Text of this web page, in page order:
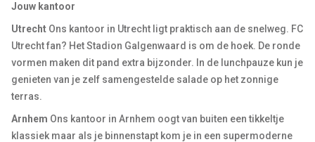
Jouw kantoor
Utrecht Ons kantoor in Utrecht ligt praktisch aan de snelweg. FC
Utrecht fan? Het Stadion Galgenwaard is om de hoek. De ronde
vormen maken dit pand extra bijzonder. In de lunchpauze kun je
genieten van je zelf samengestelde salade op het zonnige
terras.
Arnhem Ons kantoor in Arnhem oogt van buiten een tikkeltje
klassiek maar als je binnenstapt kom je in een supermoderne